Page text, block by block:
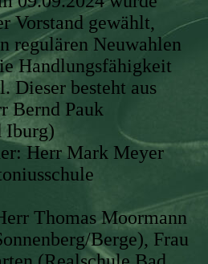
Vorstand gewählt,
regulären Neuwahlen
Handlungsfähigkeit
Dieser besteht aus
Bernd Pauk
Iburg)
Herr Mark Meyer
Thomas Moormann
Berge), Frau